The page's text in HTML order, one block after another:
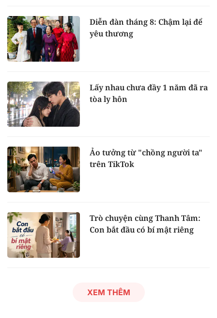
Diễn đàn tháng 8: Chậm lại để
yêu thương
Lấy nhau chưa đầy 1 năm đã ra
tòa ly hôn
Ảo tưởng từ "chồng người ta"
trên TikTok
Trò chuyện cùng Thanh Tâm:
Con bắt đầu có bí mật riêng
XEM THÊM